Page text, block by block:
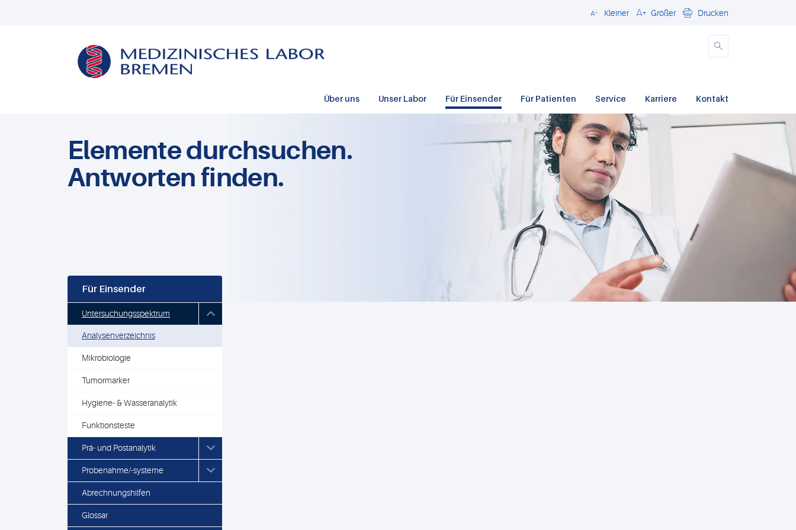
Schließen
Kleiner Größer Drucken
Über uns Unser Labor Für Einsender Für Patienten Service Karriere Kontakt
Elemente durchsuchen.
Antworten finden.
Für Einsender
Untersuchungsspektrum
Analysenverzeichnis
Mikrobiologie
Tumormarker
Hygiene- & Wasseranalytik
Funktionsteste
Prä- und Postanalytik
Probenahme/-systeme
Abrechnungshilfen
Glossar